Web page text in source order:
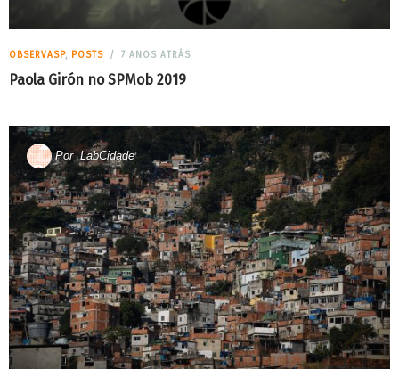
OBSERVASP, POSTS 7 ANOS ATRÁS
Paola Girón no SPMob 2019
PorLabCidade